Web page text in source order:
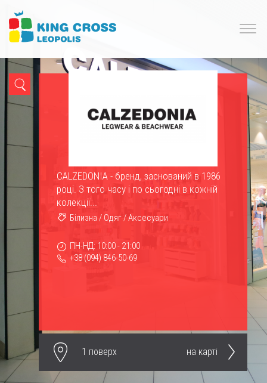
CALZEDONIA - бренд, заснований в 1986
році. З того часу і по сьогодні в кожній
колекції...
Білизна / Одяг/Аксесуари
ПН-НД: 10:00 - 21:00
+38 (094) 846-50-69
1 поверх на карті